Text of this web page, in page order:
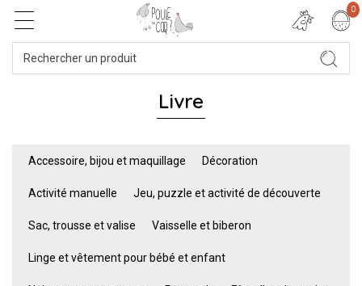
0
Livre
Accessoire, bijou et maquillage Décoration
Activité manuelle Jeu, puzzle et activité de découverte
Sac, trousse et valise Vaisselle et biberon
Linge et vêtement pour bébé et enfant